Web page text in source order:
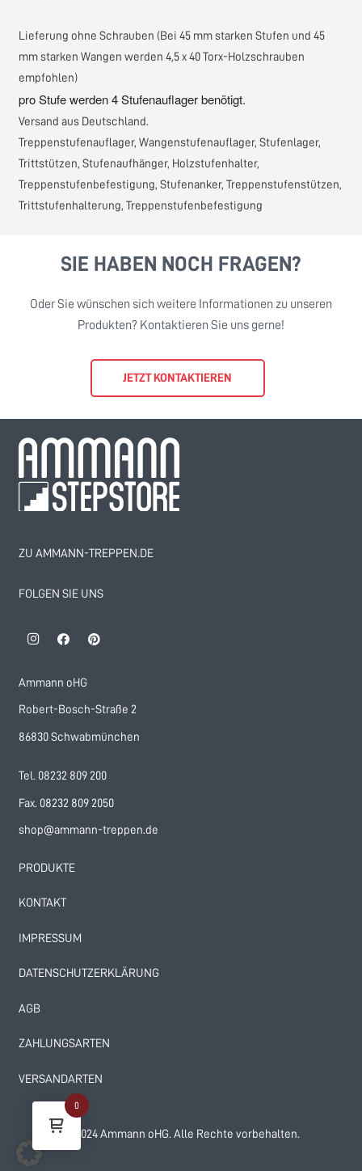
Lieferung ohne Schrauben (Bei 45 mm starken Stufen und 45
mm starken Wangen werden 4,5 x 40 Torx-Holzschrauben
empfohlen)
pro Stufe werden 4 Stufenauflager benötigt.
Versand aus Deutschland.
Treppenstufenauflager, Wangenstufenauflager, Stufenlager,
Trittstützen, Stufenaufhänger, Holzstufenhalter,
Treppenstufenbefestigung, Stufenanker, Treppenstufenstützen,
Trittstufenhalterung, Treppenstufenbefestigung
SIE HABEN NOCH FRAGEN?
Oder Sie wünschen sich weitere Informationen zu unseren
Produkten? Kontaktieren Sie uns gerne!
JETZT KONTAKTIEREN
ZU AMMANN-TREPPEN.DE
FOLGEN SIE UNS
Ammann oHG
Robert-Bosch-Straße 2
86830 Schwabmünchen
Tel. 08232 809 200
Fax. 08232 809 2050
shop@ammann-treppen.de
PRODUKTE
KONTAKT
IMPRESSUM
DATENSCHUTZERKLÄRUNG
AGB
ZAHLUNGSARTEN
VERSANDARTEN
© 2024 Ammann oHG. Alle Rechte vorbehalten.
0